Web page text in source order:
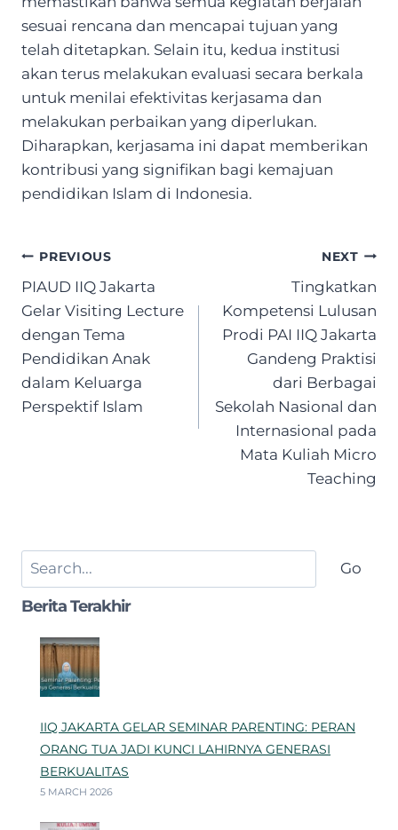
sesuai rencana dan mencapai tujuan yang
telah ditetapkan. Selain itu, kedua institusi
akan terus melakukan evaluasi secara berkala
untuk menilai efektivitas kerjasama dan
melakukan perbaikan yang diperlukan.
Diharapkan, kerjasama ini dapat memberikan
kontribusi yang signifikan bagi kemajuan
pendidikan Islam di Indonesia.
Post
navigation
PREVIOUS
PIAUD IIQ Jakarta
Gelar Visiting Lecture
dengan Tema
Pendidikan Anak
dalam Keluarga
Perspektif Islam
NEXT
Tingkatkan
Kompetensi Lulusan
Prodi PAI IIQ Jakarta
Gandeng Praktisi
dari Berbagai
Sekolah Nasional dan
Internasional pada
Mata Kuliah Micro
Teaching
Search Go
Berita Terakhir
IIQ JAKARTA GELAR SEMINAR PARENTING: PERAN
ORANG TUA JADI KUNCI LAHIRNYA GENERASI
BERKUALITAS
5 MARCH 2026